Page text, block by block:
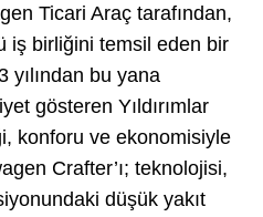
Ticari Araç tarafından,
iş birliğini temsil eden bir
yılından bu yana
gösteren Yıldırımlar
konforu ve ekonomisiyle
Crafter’ı; teknolojisi,
düşük yakıt